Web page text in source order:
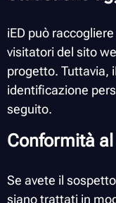
iED può
visitatori del sito
progetto. Tuttavia,
identificazione
seguito.
Conformità al
Se avete il
siano trattati in